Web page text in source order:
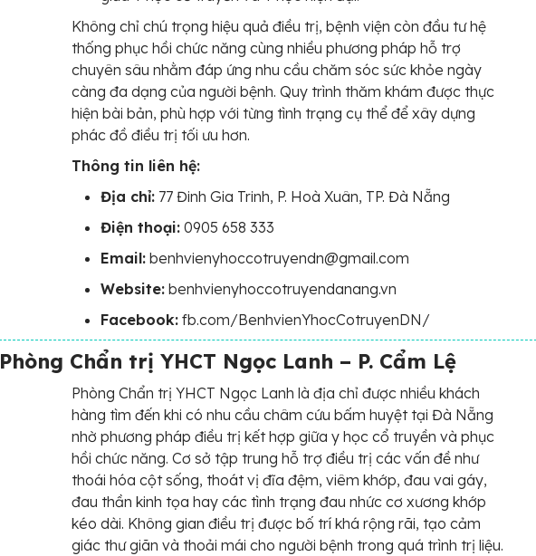
Không chỉ chú trọng hiệu quả điều trị, bệnh viện còn đầu tư hệ
thống phục hồi chức năng cùng nhiều phương pháp hỗ trợ
chuyên sâu nhằm đáp ứng nhu cầu chăm sóc sức khỏe ngày
càng đa dạng của người bệnh. Quy trình thăm khám được thực
hiện bài bản, phù hợp với từng tình trạng cụ thể để xây dựng
phác đồ điều trị tối ưu hơn.
Thông tin liên hệ:
Địa chỉ: 77 Đinh Gia Trinh, P. Hoà Xuân, TP. Đà Nẵng
Điện thoại: 0905 658 333
Email: benhvienyhoccotruyendn@gmail.com
Website: benhvienyhoccotruyendanang.vn
Facebook: fb.com/BenhvienYhocCotruyenDN/
Phòng Chẩn trị YHCT Ngọc Lanh – P. Cẩm Lệ
Phòng Chẩn trị YHCT Ngọc Lanh là địa chỉ được nhiều khách
hàng tìm đến khi có nhu cầu châm cứu bấm huyệt tại Đà Nẵng
nhờ phương pháp điều trị kết hợp giữa y học cổ truyền và phục
hồi chức năng. Cơ sở tập trung hỗ trợ điều trị các vấn đề như
thoái hóa cột sống, thoát vị đĩa đệm, viêm khớp, đau vai gáy,
đau thần kinh tọa hay các tình trạng đau nhức cơ xương khớp
kéo dài. Không gian điều trị được bố trí khá rộng rãi, tạo cảm
giác thư giãn và thoải mái cho người bệnh trong quá trình trị liệu.